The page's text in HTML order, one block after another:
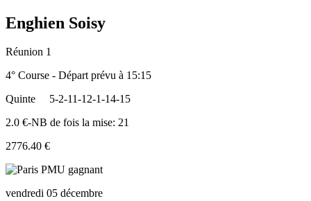
Enghien Soisy
Réunion 1
4° Course - Départ prévu à 15:15
Quinte
5-2-11-12-1-14-15
2.0 €-NB de fois la mise: 21
2776.40 €
vendredi 05 décembre